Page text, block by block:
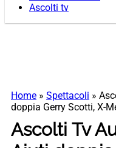
Ascolti tv
Home » Spettacoli »
doppia Gerry Scotti, X-
Ascolti Tv